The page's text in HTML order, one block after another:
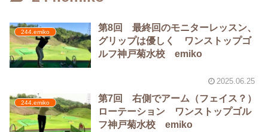
244.emiko
第8回 最終回のモニターレッスン、
グリップは優しく ワンストップゴ
ルフ神戸菊水校 emiko
2025.06.25
244.emiko
第7回 右側でアーム（フェイス？）
ローテーション ワンストップゴル
フ神戸菊水校 emiko